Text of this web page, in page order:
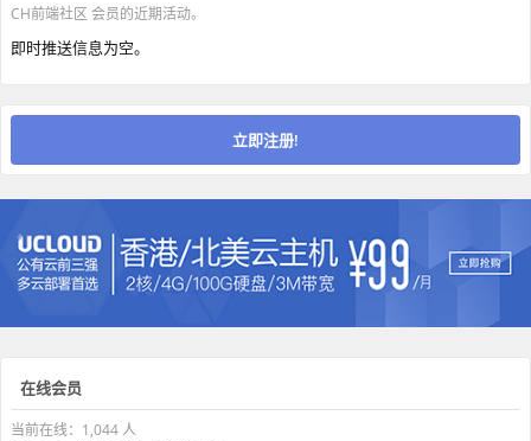
CH前端社区 会员的近期活动。
即时推送信息为空。
立即注册!
在线会员
当前在线：1,044 人